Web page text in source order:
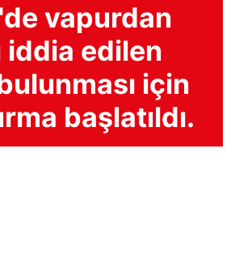
vapurdan
iddia edilen
için
başlatıldı.